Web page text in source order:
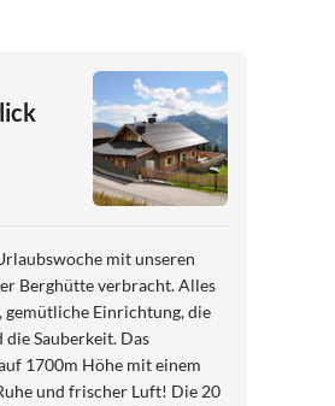
mit unseren
Berghütte verbracht. Alles
Einrichtung, die
Sauberkeit. Das
1700m Höhe mit einem
und frischer Luft! Die 20